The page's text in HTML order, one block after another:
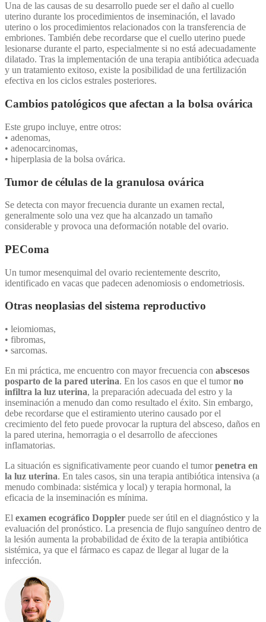
Una de las causas de su desarrollo puede ser el daño al cuello
uterino durante los procedimientos de inseminación, el lavado
uterino o los procedimientos relacionados con la transferencia de
embriones. También debe recordarse que el cuello uterino puede
lesionarse durante el parto, especialmente si no está adecuadamente
dilatado. Tras la implementación de una terapia antibiótica adecuada
y un tratamiento exitoso, existe la posibilidad de una fertilización
efectiva en los ciclos estrales posteriores.
Cambios patológicos que afectan a la bolsa ovárica
Este grupo incluye, entre otros:
• adenomas,
• adenocarcinomas,
• hiperplasia de la bolsa ovárica.
Tumor de células de la granulosa ovárica
Se detecta con mayor frecuencia durante un examen rectal,
generalmente solo una vez que ha alcanzado un tamaño
considerable y provoca una deformación notable del ovario.
PEComa
Un tumor mesenquimal del ovario recientemente descrito,
identificado en vacas que padecen adenomiosis o endometriosis.
Otras neoplasias del sistema reproductivo
• leiomiomas,
• fibromas,
• sarcomas.
En mi práctica, me encuentro con mayor frecuencia con abscesos
posparto de la pared uterina. En los casos en que el tumorno
infiltra la luz uterina, la preparación adecuada del estro y la
inseminación a menudo dan como resultado el éxito. Sin embargo,
debe recordarse que el estiramiento uterino causado por el
crecimiento del feto puede provocar la ruptura del absceso, daños en
la pared uterina, hemorragia o el desarrollo de afecciones
inflamatorias.
La situación es significativamente peor cuando el tumorpenetra en
la luz uterina. En tales casos, sin una terapia antibiótica intensiva (a
menudo combinada: sistémica y local) y terapia hormonal, la
eficacia de la inseminación es mínima.
El examen ecográfico Doppler puede ser útil en el diagnóstico y la
evaluación del pronóstico. La presencia de flujo sanguíneo dentro de
la lesión aumenta la probabilidad de éxito de la terapia antibiótica
sistémica, ya que el fármaco es capaz de llegar al lugar de la
infección.